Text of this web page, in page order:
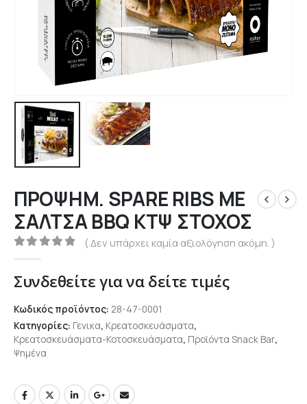
ΠΡΟΨΗΜ. SPARE RIBS ΜΕ
ΣΑΛΤΣΑ BBQ ΚΤΨ ΣΤΟΧΟΣ
0out of 5
( Δεν υπάρχει καμία αξιολόγηση ακόμη. )
Συνδεθείτε για να δείτε τιμές
Κωδικός προϊόντος: 28-47-0001
Κατηγορίες: Γενικα, Κρεατοσκευάσματα,
Κρεατοσκευάσματα-Κοτοσκευάσματα, Προϊόντα Snack Bar,
Ψημένα